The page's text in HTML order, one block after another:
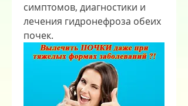
симптомов, диагностики и
лечения гидронефроза обеих
почек.